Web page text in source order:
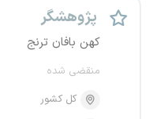
پژوهشگر
کهن بافان ترنج
منقضی شده
کل کشور